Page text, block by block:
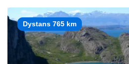
Dystans 765 km